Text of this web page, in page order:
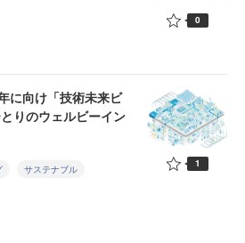
0
に向け「技術未来ビ
りのウェルビーイン
サステナブル 1